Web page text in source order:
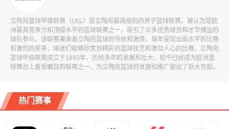
立陶宛篮球甲级联赛（LKL）是立陶宛最高级别的男子篮球联赛，被认为是欧
洲最具竞争力和顶级水平的篮球联赛之一，吸引了众多优秀球员和才华横溢的
球队参与。该联赛秉承着立陶宛篮球的传统和激情，每年呈现出高水平的比赛
和激烈的竞争，球迷们能够欣赏到精彩的篮球技艺和激动人心的比赛。立陶宛
篮球甲级联赛成立于1993年，历经多年的发展和壮大，如今已经成为欧洲篮
球舞台上备受瞩目的联赛之一，为立陶宛篮球的发展和推广做出了巨大贡献。
热门赛事